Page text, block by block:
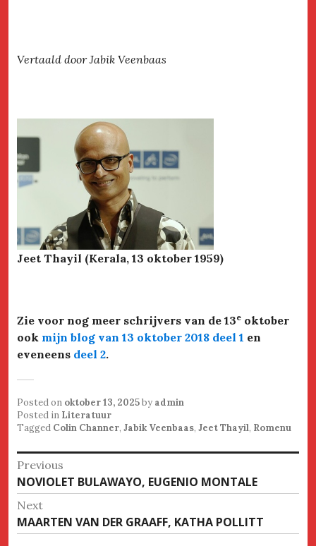
Vertaald door Jabik Veenbaas
Jeet Thayil (Kerala, 13 oktober 1959)
Zie voor nog meer schrijvers van de 13e oktober
ook mijn blog van 13 oktober 2018 deel 1 en
eveneens deel 2.
Posted on oktober 13, 2025by admin
Posted in Literatuur
Tagged Colin Channer, Jabik Veenbaas, Jeet Thayil, Romenu
Bericht
navigatie
Previous
Previous
post:
NOVIOLET BULAWAYO, EUGENIO MONTALE
Next
Next
post:
MAARTEN VAN DER GRAAFF, KATHA POLLITT